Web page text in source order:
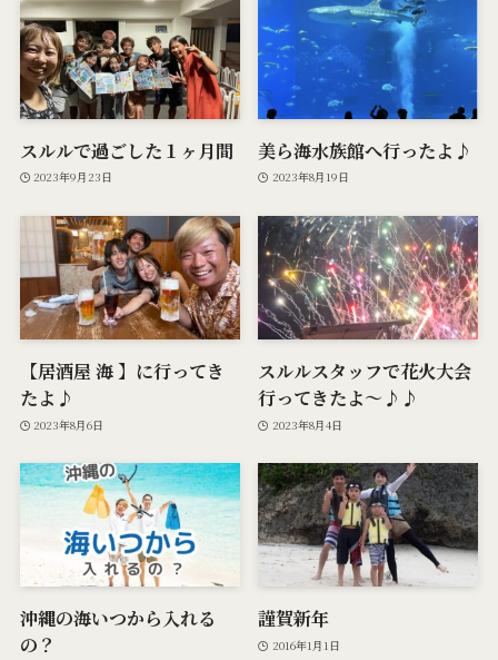
スルルで過ごした１ヶ月間
2023年9月23日
美ら海水族館へ行ったよ♪
2023年8月19日
【居酒屋 海 】に行ってき
たよ♪
2023年8月6日
スルルスタッフで花火大会
行ってきたよ〜♪♪
2023年8月4日
沖縄の海いつから入れる
の？
謹賀新年
2016年1月1日